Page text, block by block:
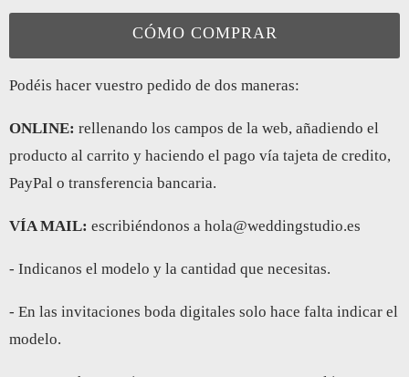
CÓMO COMPRAR
Podéis hacer vuestro pedido de dos maneras:
ONLINE: rellenando los campos de la web, añadiendo el
producto al carrito y haciendo el pago vía tajeta de credito,
PayPal o transferencia bancaria.
VÍA MAIL: escribiéndonos a hola@weddingstudio.es
- Indicanos el modelo y la cantidad que necesitas.
- En las invitaciones boda digitales solo hace falta indicar el
modelo.